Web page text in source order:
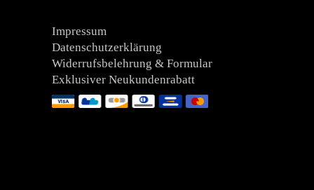
Impressum
Datenschutzerklärung
Widerrufsbelehrung & Formular
Exklusiver Neukundenrabatt